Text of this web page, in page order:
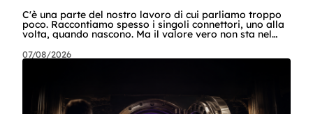
C'è una parte del nostro lavoro di cui parliamo troppo
poco. Raccontiamo spesso i singoli connettori, uno alla
volta, quando nascono. Ma il valore vero non sta nel
succede quando i pezzi lavorano insieme. Stamattina
alle 6, per dire, un agente ha attraversato cinque
ha recuperato un listino da SharePoint, ha calcolato gli
scost
07/08/2026